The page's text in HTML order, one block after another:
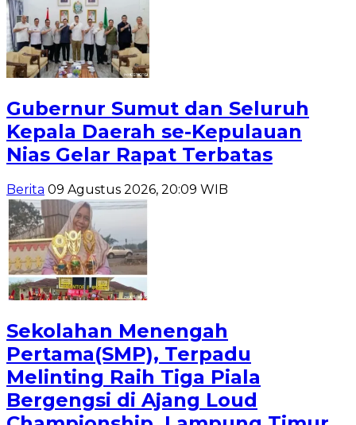
Gubernur Sumut dan Seluruh
Kepala Daerah se-Kepulauan
Nias Gelar Rapat Terbatas
Berita 09 Agustus 2026, 20:09 WIB
Sekolahan Menengah
Pertama(SMP), Terpadu
Melinting Raih Tiga Piala
Bergengsi di Ajang Loud